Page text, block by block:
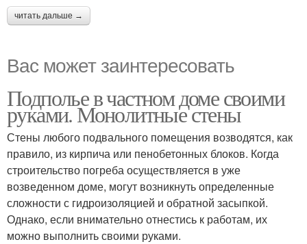
читать дальше →
Вас может заинтересовать
Подполье в частном доме своими
руками. Монолитные стены
Стены любого подвального помещения возводятся, как
правило, из кирпича или пенобетонных блоков. Когда
строительство погреба осуществляется в уже
возведенном доме, могут возникнуть определенные
сложности с гидроизоляцией и обратной засыпкой.
Однако, если внимательно отнестись к работам, их
можно выполнить своими руками.